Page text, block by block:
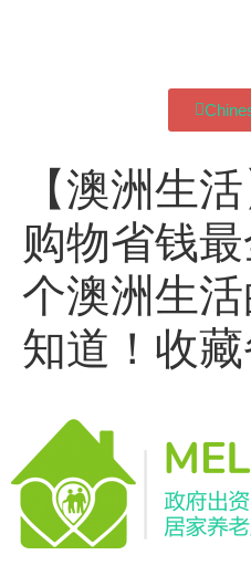
【澳洲生
购物省钱
个澳洲生
知道！收藏